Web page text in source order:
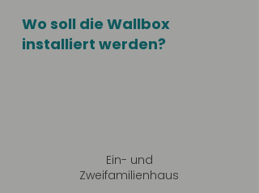
Wo soll die Wallbox
installiert werden?
Ein- und
Zweifamilienhaus